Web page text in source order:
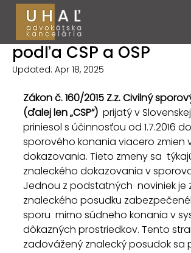
Súkromný znalecký
podľa CSP a OSP
Maroš Uhaľ
Updated: Apr 18, 2025
Zákon č. 160/2015 Z.z. Civilný
(ďalej len „CSP“)
prijatý v
priniesol s účinnosťou od 1.7.2016 do
sporového konania viacero zmien
dokazovania. Tieto zmeny sa
znaleckého dokazovania v
Jednou z podstatných  noviniek je
znaleckého posudku
sporu  mimo súdneho konania v
dôkazných prostriedkov. Tento
zadovážený znalecký posudok sa